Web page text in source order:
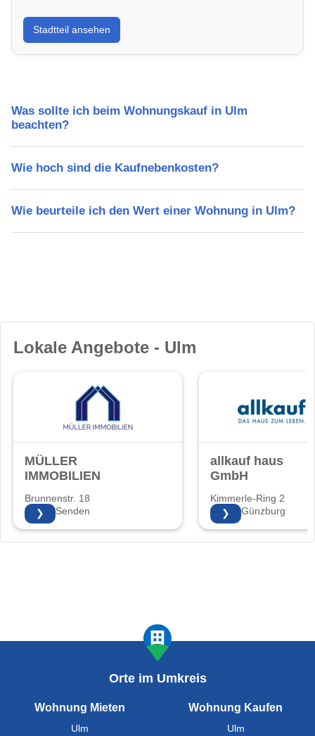
Erfahre mehr über deinen Stadtteil in Ulm:
Lebensqualität, Verkehrsanbindung, Schulen,
Freizeitmöglichkeiten und Mietpreise.
Stadtteil ansehen
Was sollte ich beim Wohnungskauf in Ulm
beachten?
Wie hoch sind die Kaufnebenkosten?
Wie beurteile ich den Wert einer Wohnung in Ulm?
Lokale Angebote - Ulm
MÜLLER
IMMOBILIEN
Brunnenstr. 18
89250 Senden
❯
allkauf haus
GmbH
Kimmerle-Ring 2
89312 Günzburg
❯
Orte im Umkreis
Wohnung Mieten
Ulm
Wohnung Kaufen
Ulm